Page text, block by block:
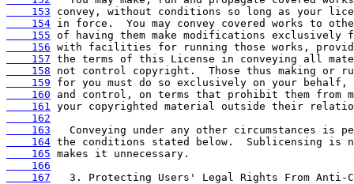
    153
    154
    155
    156
    157
    158
    159
    160
    161
    162
    163
    164
    165
    166
    167